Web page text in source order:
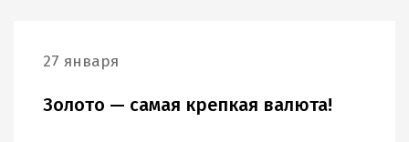
27 января
Золото — самая крепкая валюта!